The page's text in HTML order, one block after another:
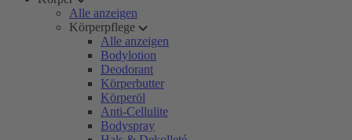
Alle anzeigen
Körperpflege
Alle anzeigen
Bodylotion
Deodorant
Körperbutter
Körperöl
Anti-Cellulite
Bodyspray